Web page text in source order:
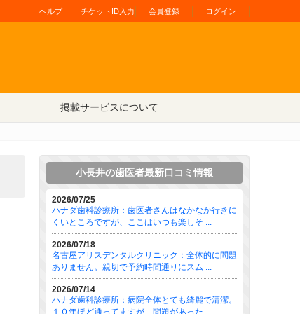
ヘルプ チケットID入力 会員登録 ログイン
掲載サービスについて
小長井の歯医者最新口コミ情報
2026/07/25
ハナダ歯科診療所：歯医者さんはなかなか行きに
くいところですが、ここはいつも楽しそ ...
2026/07/18
名古屋アリスデンタルクリニック：全体的に問題
ありません。親切で予約時間通りにスム ...
2026/07/14
ハナダ歯科診療所：病院全体とても綺麗で清潔。